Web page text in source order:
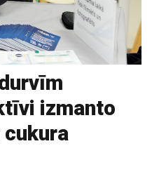
izmanto